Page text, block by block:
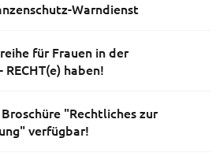
Warndienst
für Frauen in der
haben!
"Rechtliches zur
verfügbar!